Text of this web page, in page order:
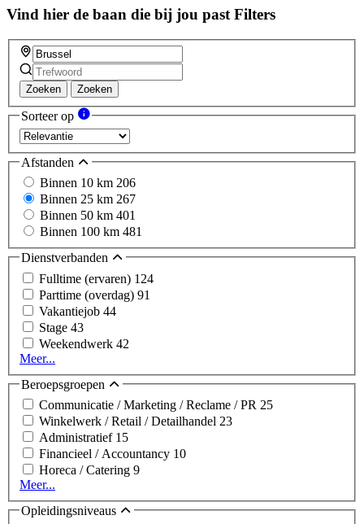
Vind hier de baan die bij jou past Filters
Zoeken Zoeken
Sorteer op
Afstanden
Binnen 10 km 206
Binnen 25 km 267
Binnen 50 km 401
Binnen 100 km 481
Dienstverbanden
Fulltime (ervaren) 124
Parttime (overdag) 91
Vakantiejob 44
Stage 43
Weekendwerk 42
Meer...
Beroepsgroepen
Communicatie / Marketing / Reclame / PR 25
Winkelwerk / Retail / Detailhandel 23
Administratief 15
Financieel / Accountancy 10
Horeca / Catering 9
Meer...
Opleidingsniveaus